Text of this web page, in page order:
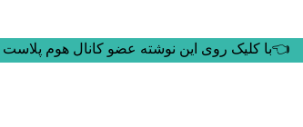
👈با کلیک روی این نوشته عضو کانال هوم